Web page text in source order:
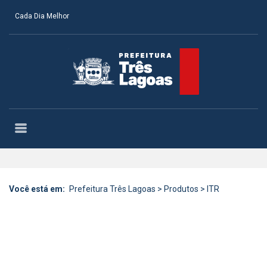
Cada Dia Melhor
Você está em: Prefeitura Três Lagoas > Produtos > ITR